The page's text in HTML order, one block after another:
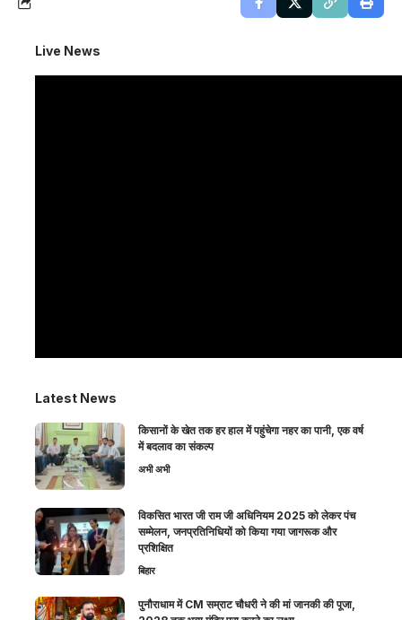
Live News
Latest News
किसानों के खेत तक हर हाल में पहुंचेगा नहर का पानी, एक वर्ष
में बदलाव का संकल्प
अभी अभी
विकसित भारत जी राम जी अधिनियम 2025 को लेकर पंच
सम्मेलन, जनप्रतिनिधियों को किया गया जागरूक और
प्रशिक्षित
बिहार
पुनौराधाम में CM सम्राट चौधरी ने की मां जानकी की पूजा,